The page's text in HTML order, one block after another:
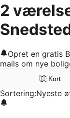
2
Opret en gratis
mails om nye
Kort
Sortering:Nyeste